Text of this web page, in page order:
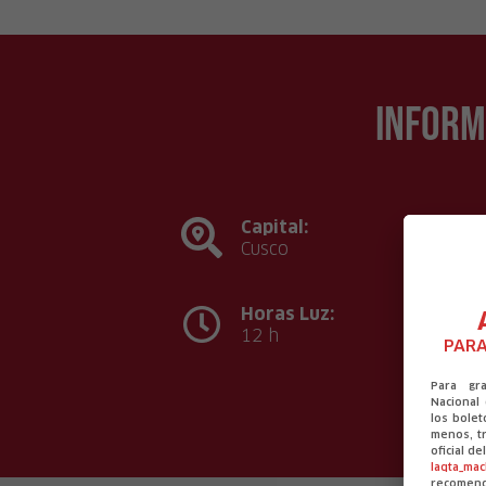
Para
los
menos,
oficial
Capital:
Cusco
Horas Luz:
12 h